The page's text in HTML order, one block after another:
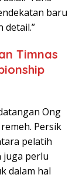
baru
detail.”
Timnas
Ong
Persik
pelatih
juga perlu
dalam hal